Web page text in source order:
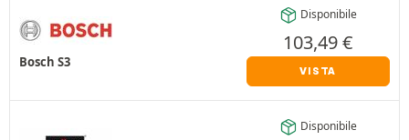
Bosch S3
Disponibile
103,49€
VISTA
Disponibile